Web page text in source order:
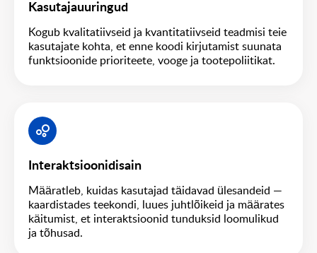
Kasutajauuringud
Kogub kvalitatiivseid ja kvantitatiivseid teadmisi teie
kasutajate kohta, et enne koodi kirjutamist suunata
funktsioonide prioriteete, vooge ja tootepoliitikat.
Interaktsioonidisain
Määratleb, kuidas kasutajad täidavad ülesandeid —
kaardistades teekondi, luues juhtlõikeid ja määrates
käitumist, et interaktsioonid tunduksid loomulikud
ja tõhusad.